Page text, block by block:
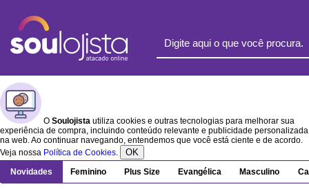
O Soulojista utiliza cookies e outras tecnologias para melhorar sua
experiência de compra, incluindo conteúdo relevante e publicidade personalizada
na web. Ao continuar navegando, entendemos que você está ciente e de acordo.
Veja nossa Política de Cookies. OK
Novidades Feminino Plus Size Evangélica Masculino